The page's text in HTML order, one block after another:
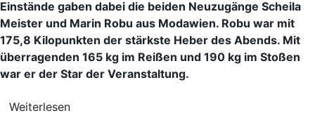
Einstände gaben dabei die beiden Neuzugänge Scheila
Meister und Marin Robu aus Modawien. Robu war mit
175,8 Kilopunkten der stärkste Heber des Abends. Mit
überragenden 165 kg im Reißen und 190 kg im Stoßen
war er der Star der Veranstaltung.
Weiterlesen